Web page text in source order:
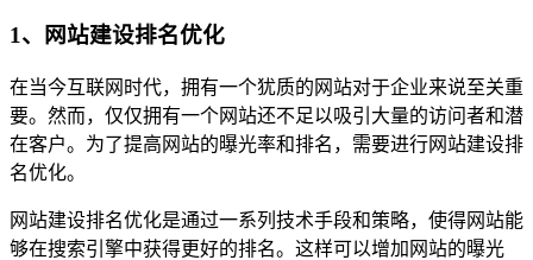
1、网站建设排名优化
在当今互联网时代，拥有一个犹质的网站对于企业来说至关重
要。然而，仅仅拥有一个网站还不足以吸引大量的访问者和潜
在客户。为了提高网站的曝光率和排名，需要进行网站建设排
名优化。
网站建设排名优化是通过一系列技术手段和策略，使得网站能
够在搜索引擎中获得更好的排名。这样可以增加网站的曝光